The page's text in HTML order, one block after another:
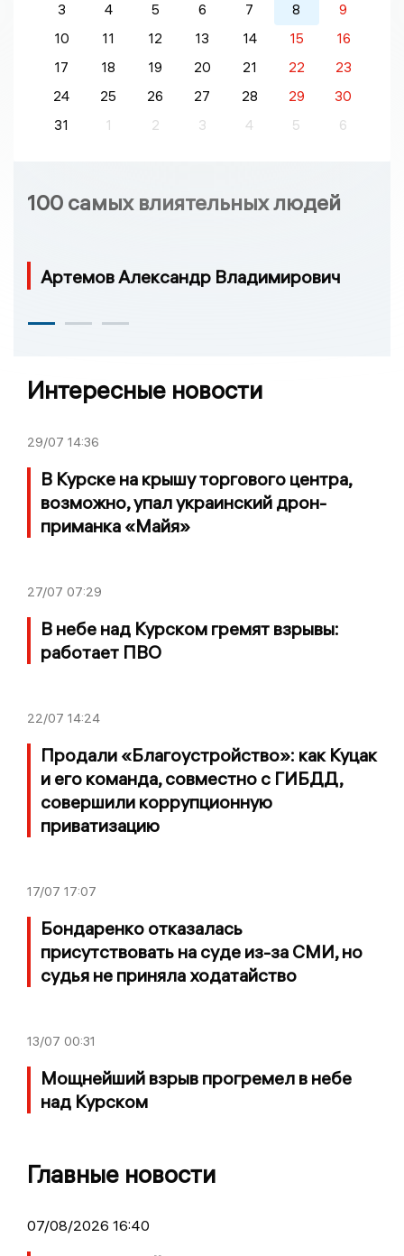
3
4 5 6 7 8
9
10
11 12 13 14 15
16
17
18 19 20 21 22
23
24
25 26 27 28 29
30
31
1 2 3 4 5 6
100 самых влиятельных людей
Артемов Александр Владимирович
Интересные новости
29/07 14:36
В Курске на крышу торгового центра,
возможно, упал украинский дрон-
приманка «Майя»
27/07 07:29
В небе над Курском гремят взрывы:
работает ПВО
22/07 14:24
Продали «Благоустройство»: как Куцак
и его команда, совместно с ГИБДД,
совершили коррупционную
приватизацию
17/07 17:07
Бондаренко отказалась
присутствовать на суде из-за СМИ, но
судья не приняла ходатайство
13/07 00:31
Мощнейший взрыв прогремел в небе
над Курском
Главные новости
07/08/2026 16:40